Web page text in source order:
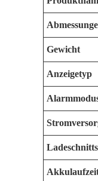
Gewicht
Anzeigetyp